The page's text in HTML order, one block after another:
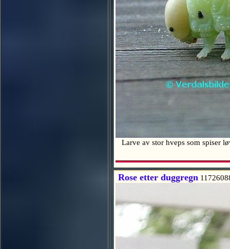
Larve av stor hveps som spiser
Rose etter duggregn